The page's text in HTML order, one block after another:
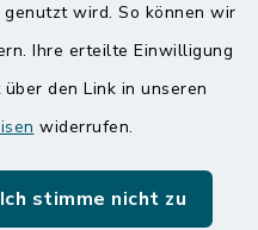
wird. So können wir
Ihre erteilte Einwilligung
den Link in unseren
widerrufen.
Ich stimme nicht zu